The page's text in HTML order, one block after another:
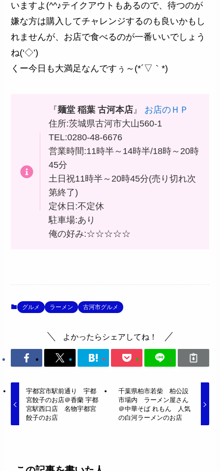
いますよ(^^♪テイクアウトもあるので、待つのが
嫌な方は購入してチャレンジするのも良いかもし
れませんが、お店で食べるのが一番いいでしょう
ね(‘◇’)ゞ
くー今日も大満足なんですぅ～(*´▽｀*)
『麺堂 稲葉 古河本店』
お店のＨＰ
住所:茨城県古河市大山560-1
TEL:0280-48-6676
営業時間:11時半～14時半/18時～20時
45分
土日祝11時半～20時45分(売り切れ次
第終了)
定休日:不定休
駐車場:あり
俺の好み:☆☆☆☆☆
グルメ ラーメン 古河市グルメ
よかったらシェアしてね！
宇都宮市駅前通り 宇都
宮餃子のお店＠香蘭 宇都
宮駅西口店 名物宇都宮
餃子のお店
千葉県柏市若柴 柏公設
市場内 ラーメン屋さん
＠中華そば れもん 人気
の白河ラーメンのお店